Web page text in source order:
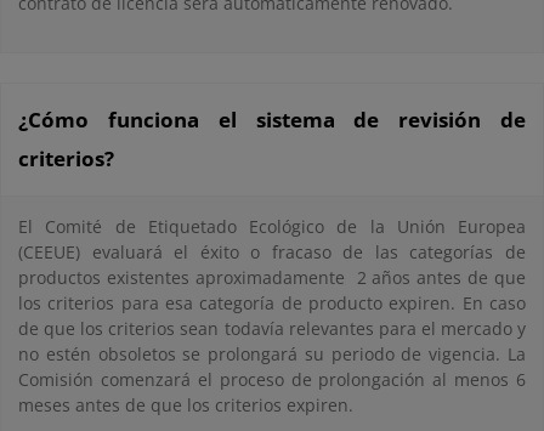
¿Cómo funciona el sistema de revisión de
criterios?
El Comité de Etiquetado Ecológico de la Unión Europea
(CEEUE) evaluará el éxito o fracaso de las categorías de
productos existentes aproximadamente 2 años antes de que
los criterios para esa categoría de producto expiren. En caso
de que los criterios sean todavía relevantes para el mercado y
no estén obsoletos se prolongará su periodo de vigencia. La
Comisión comenzará el proceso de prolongación al menos 6
meses antes de que los criterios expiren.